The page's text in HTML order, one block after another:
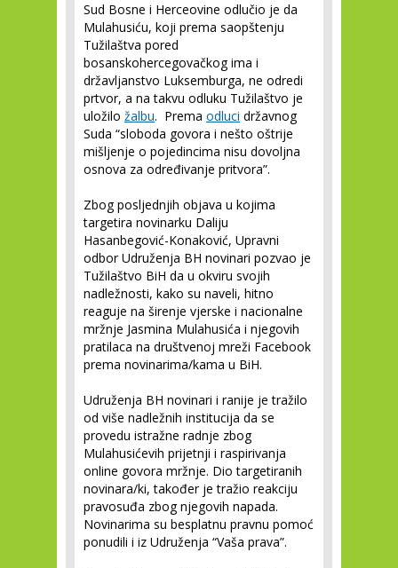
Sud Bosne i Herceovine odlučio je da
Mulahusiću, koji prema saopštenju
Tužilaštva pored
bosanskohercegovačkog ima i
državljanstvo Luksemburga, ne odredi
prtvor, a na takvu odluku Tužilaštvo je
uložilo žalbu. Prema odluci državnog
Suda “sloboda govora i nešto oštrije
mišljenje o pojedincima nisu dovoljna
osnova za određivanje pritvora”.
Zbog posljednjih objava u kojima
targetira novinarku Daliju
Hasanbegović-Konaković, Upravni
odbor Udruženja BH novinari pozvao je
Tužilaštvo BiH da u okviru svojih
nadležnosti, kako su naveli, hitno
reaguje na širenje vjerske i nacionalne
mržnje Jasmina Mulahusića i njegovih
pratilaca na društvenoj mreži Facebook
prema novinarima/kama u BiH.
Udruženja BH novinari i ranije je tražilo
od više nadležnih institucija da se
provedu istražne radnje zbog
Mulahusićevih prijetnji i raspirivanja
online govora mržnje. Dio targetiranih
novinara/ki, također je tražio reakciju
pravosuđa zbog njegovih napada.
Novinarima su besplatnu pravnu pomoć
ponudili i iz Udruženja “Vaša prava”.